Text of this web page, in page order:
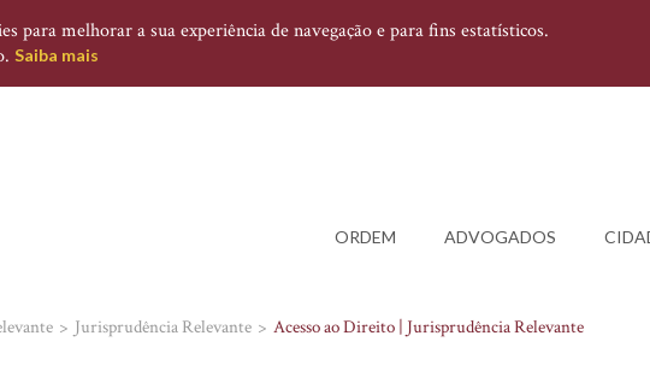
para melhorar a sua experiência de navegação e para fins estatísticos.
Saiba mais
ORDEM ADVOGADOS
Jurisprudência Relevante Acesso ao Direito | Jurisprudência Relevante